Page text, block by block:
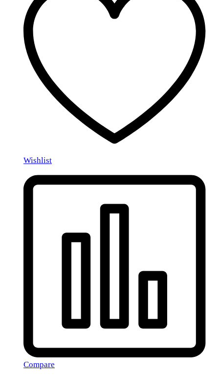
Wishlist
Compare